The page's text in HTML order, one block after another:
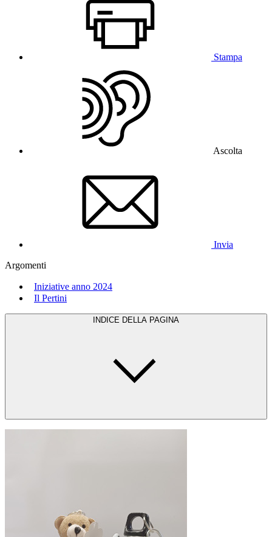
Stampa
Ascolta
Invia
Argomenti
Iniziative anno 2024
Il Pertini
INDICE DELLA PAGINA